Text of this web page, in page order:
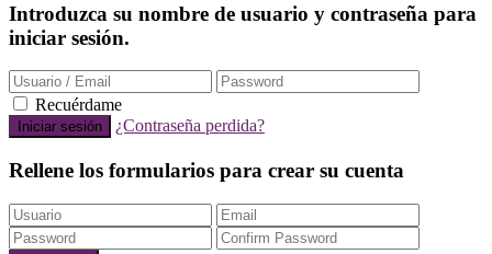
Introduzca su nombre de usuario y contraseña para
iniciar sesión.
Recuérdame
¿Contraseña perdida?
Rellene los formularios para crear su cuenta